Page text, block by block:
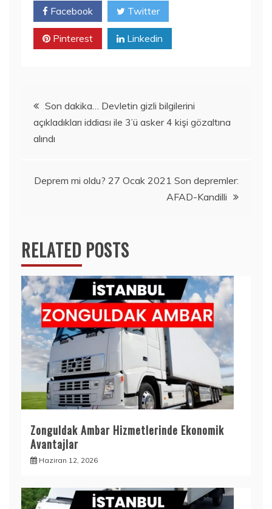
Facebook Twitter
Pinterest Linkedin
Yazı
gezinmesi
Son dakika… Devletin gizli bilgilerini
açıkladıkları iddiası ile 3’ü asker 4 kişi gözaltına
alındı
Deprem mi oldu? 27 Ocak 2021 Son depremler:
AFAD-Kandilli
RELATED POSTS
Zonguldak Ambar Hizmetlerinde Ekonomik
Avantajlar
Haziran 12, 2026